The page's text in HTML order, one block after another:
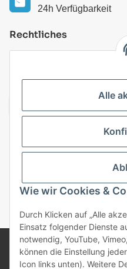
24h Verfügbarkeit
Rechtliches
Vertrag
* Alle Preise inkl.
© 2025 bonremo.de.
Alle verwendeten
Alle
Wie wir Cookies &
Durch Klicken auf „Alle
Einsatz folgender Dienste
notwendig, YouTube,
können die Einstellung
Icon links unten). Weitere